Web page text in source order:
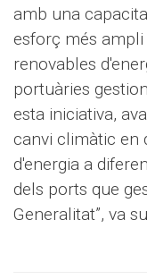
amb una
esforç més
renovables
portuàries
esta iniciativa,
canvi climàtic en
d'energia a
dels ports que
Generalitat”, va